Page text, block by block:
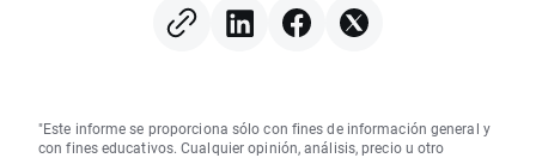
"Este informe se proporciona sólo con fines de información general y
con fines educativos. Cualquier opinión, análisis, precio u otro